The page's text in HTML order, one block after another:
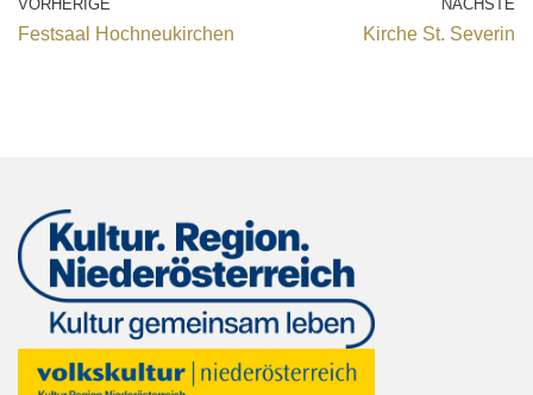
VORHERIGE
Festsaal Hochneukirchen
NÄCHSTE
Kirche St. Severin